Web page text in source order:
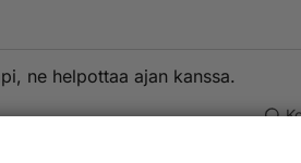
ne helpottaa ajan kanssa.